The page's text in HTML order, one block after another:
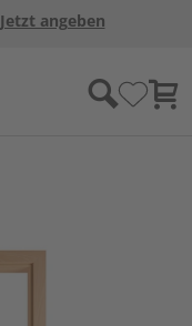
Jetzt angeben